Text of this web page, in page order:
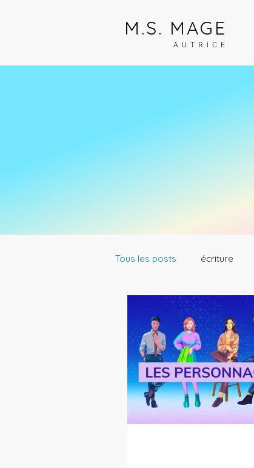
M.S. MAGE
AUTRICE
Tous les posts écriture
Les Enfants de Vénus